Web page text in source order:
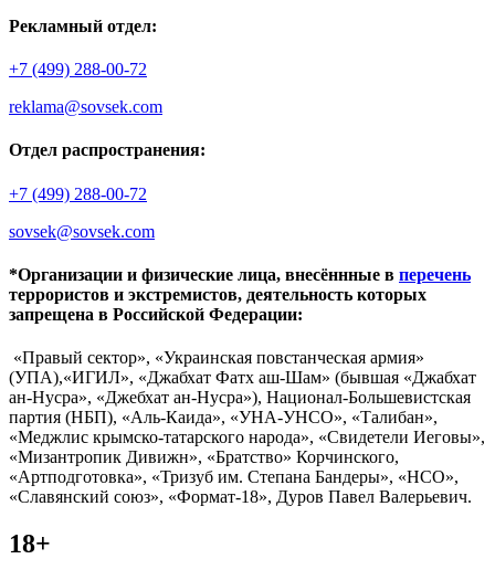
Рекламный отдел:
+7 (499) 288-00-72
reklama@sovsek.com
Отдел распространения:
+7 (499) 288-00-72
sovsek@sovsek.com
*Организации и физические лица, внесённные в перечень
террористов и экстремистов, деятельность которых
запрещена в Российской Федерации:
«Правый сектор», «Украинская повстанческая армия»
(УПА),«ИГИЛ», «Джабхат Фатх аш-Шам» (бывшая «Джабхат
ан-Нусра», «Джебхат ан-Нусра»), Национал-Большевистская
партия (НБП), «Аль-Каида», «УНА-УНСО», «Талибан»,
«Меджлис крымско-татарского народа», «Свидетели Иеговы»,
«Мизантропик Дивижн», «Братство» Корчинского,
«Артподготовка», «Тризуб им. Степана Бандеры», «НСО»,
«Славянский союз», «Формат-18», Дуров Павел Валерьевич.
18+